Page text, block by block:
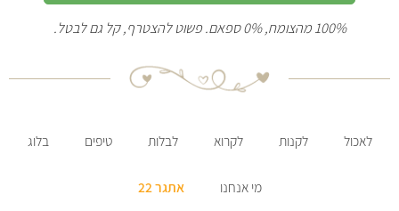
100% מהצומח, 0% ספאם. פשוט להצטרף, קל גם לבטל.
לאכול לקנות לקרוא לבלות טיפים בלוג
מי אנחנו אתגר 22